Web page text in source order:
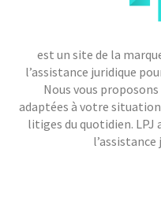
est un site de la
l’assistance juridique
Nous vous
adaptées à votre
litiges du quotidien.